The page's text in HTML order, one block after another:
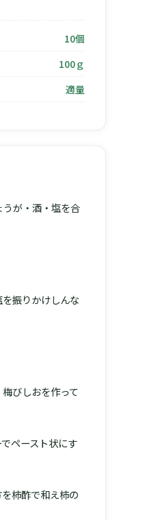
10個
100ｇ
適量
が・酒・塩を合
振りかけしんな
びしおを作って
ペースト状にす
柿酢で和え柿の